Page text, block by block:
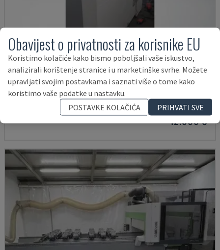
POINT 2
VITAP - CNC OBRADNI CENTAR
2016
12.000 €
Obavijest o privatnosti za korisnike EU
Koristimo kolačiće kako bismo poboljšali vaše iskustvo,
analizirali korištenje stranice i u marketinške svrhe. Možete
upravljati svojim postavkama i saznati više o tome kako
koristimo vaše podatke u nastavku.
POSTAVKE KOLAČIĆA
PRIHVATI SVE